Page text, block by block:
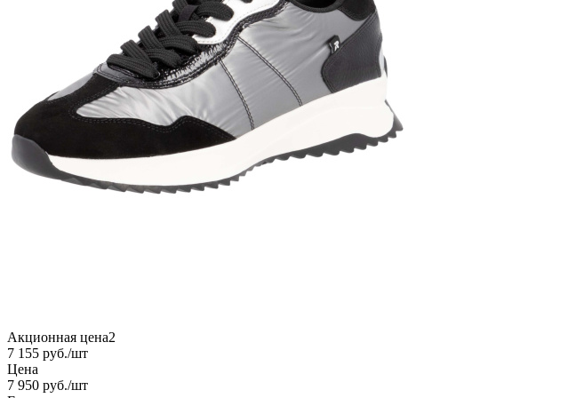
Акционная цена2
7 155 руб./шт
Цена
7 950 руб./шт